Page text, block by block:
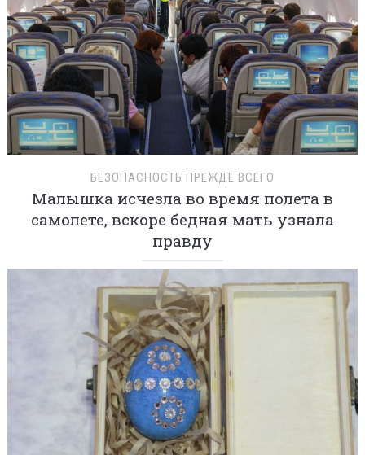
БЕЗОПАСНОСТЬ ПРЕЖДЕ ВСЕГО
Малышка исчезла во время полета в
самолете, вскоре бедная мать узнала
правду